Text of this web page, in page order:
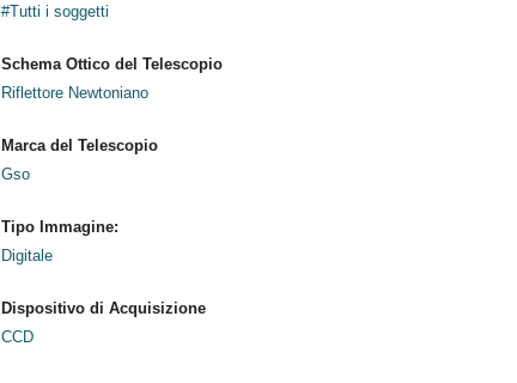
#Tutti i soggetti
Schema Ottico del Telescopio
Riflettore Newtoniano
Marca del Telescopio
Gso
Tipo Immagine:
Digitale
Dispositivo di Acquisizione
CCD